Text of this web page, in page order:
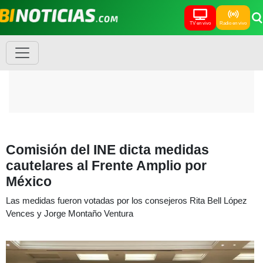
TV en vivo Radio en vivo
Comisión del INE dicta medidas
cautelares al Frente Amplio por
México
Las medidas fueron votadas por los consejeros Rita Bell López
Vences y Jorge Montaño Ventura